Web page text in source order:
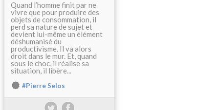
Quand l’homme finit par ne
vivre que pour produire des
objets de consommation, il
perd sa nature de sujet et
devient lui-même un élément
déshumanisé du
productivisme. Il va alors
droit dans le mur. Et, quand
sous le choc, il réalise sa
situation, il libère...
#Pierre Selos